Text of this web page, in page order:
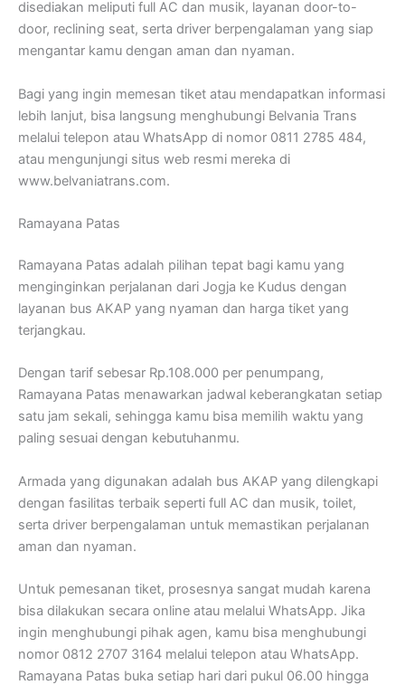
disediakan meliputi full AC dan musik, layanan door-to-
door, reclining seat, serta driver berpengalaman yang siap
mengantar kamu dengan aman dan nyaman.
Bagi yang ingin memesan tiket atau mendapatkan informasi
lebih lanjut, bisa langsung menghubungi Belvania Trans
melalui telepon atau WhatsApp di nomor 0811 2785 484,
atau mengunjungi situs web resmi mereka di
www.belvaniatrans.com.
Ramayana Patas
Ramayana Patas adalah pilihan tepat bagi kamu yang
menginginkan perjalanan dari Jogja ke Kudus dengan
layanan bus AKAP yang nyaman dan harga tiket yang
terjangkau.
Dengan tarif sebesar Rp.108.000 per penumpang,
Ramayana Patas menawarkan jadwal keberangkatan setiap
satu jam sekali, sehingga kamu bisa memilih waktu yang
paling sesuai dengan kebutuhanmu.
Armada yang digunakan adalah bus AKAP yang dilengkapi
dengan fasilitas terbaik seperti full AC dan musik, toilet,
serta driver berpengalaman untuk memastikan perjalanan
aman dan nyaman.
Untuk pemesanan tiket, prosesnya sangat mudah karena
bisa dilakukan secara online atau melalui WhatsApp. Jika
ingin menghubungi pihak agen, kamu bisa menghubungi
nomor 0812 2707 3164 melalui telepon atau WhatsApp.
Ramayana Patas buka setiap hari dari pukul 06.00 hingga